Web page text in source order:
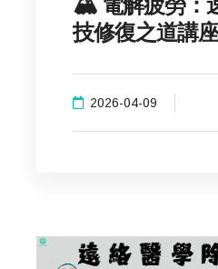
技修復之道講
2026-04-09